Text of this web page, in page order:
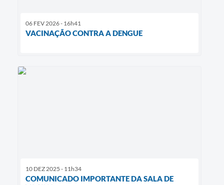
06 FEV 2026 - 16h41
VACINAÇÃO CONTRA A DENGUE
10 DEZ 2025 - 11h34
COMUNICADO IMPORTANTE DA SALA DE